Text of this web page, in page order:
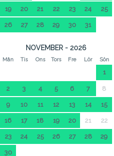
19 20 21 22 23 24 25
26 27 28 29 30 31
NOVEMBER - 2026
Mån Tis Ons Tors Fre Lör Sön
1
2 3 4 5 6 7 8
9 10 11 12 13 14 15
16 17 18 19 20 21 22
23 24 25 26 27 28 29
30